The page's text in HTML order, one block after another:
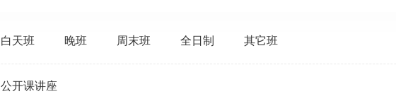
白天班 晚班 周末班 全日制 其它班
公开课讲座